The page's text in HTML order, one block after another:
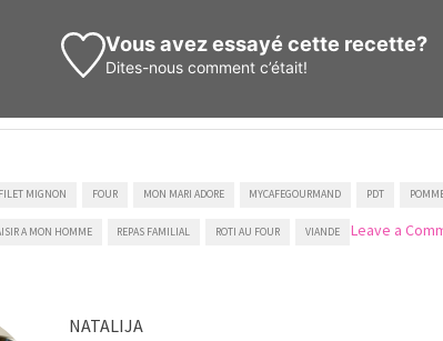
Vous avez essayé cette recette?
Dites-nous comment c’était!
FILET MIGNON FOUR MON MARI ADORE MYCAFEGOURMAND PDT
A MON HOMME REPAS FAMILIAL ROTI AU FOUR VIANDE Leave a
NATALIJA